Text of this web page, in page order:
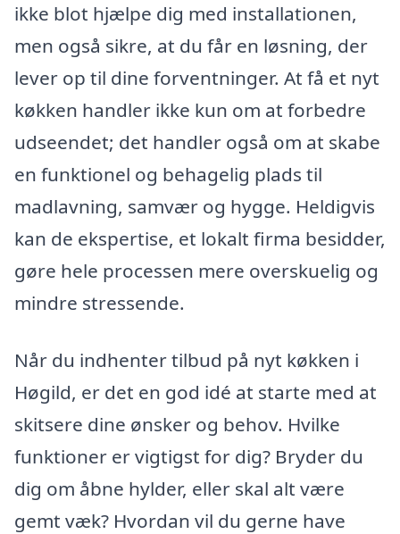
ikke blot hjælpe dig med installationen,
men også sikre, at du får en løsning, der
lever op til dine forventninger. At få et nyt
køkken handler ikke kun om at forbedre
udseendet; det handler også om at skabe
en funktionel og behagelig plads til
madlavning, samvær og hygge. Heldigvis
kan de ekspertise, et lokalt firma besidder,
gøre hele processen mere overskuelig og
mindre stressende.
Når du indhenter tilbud på nyt køkken i
Høgild, er det en god idé at starte med at
skitsere dine ønsker og behov. Hvilke
funktioner er vigtigst for dig? Bryder du
dig om åbne hylder, eller skal alt være
gemt væk? Hvordan vil du gerne have